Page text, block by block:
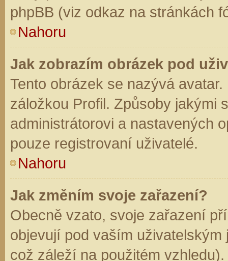
phpBB (viz odkaz na stránkách
Nahoru
Jak zobrazím obrázek pod
Tento obrázek se nazývá
záložkou Profil. Způsoby jakými
administrátorovi a nastavených
pouze registrovaní uživatelé.
Nahoru
Jak změním svoje zařazení?
Obecně vzato, svoje zařazení
objevují pod vaším
což záleží na použitém